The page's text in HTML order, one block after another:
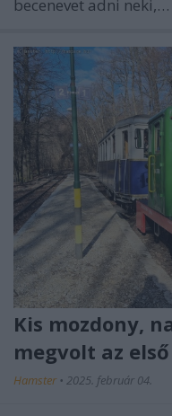
becenevet adni neki,…
Kis mozdony,
megvolt az
Hamster • 2025. február 04.